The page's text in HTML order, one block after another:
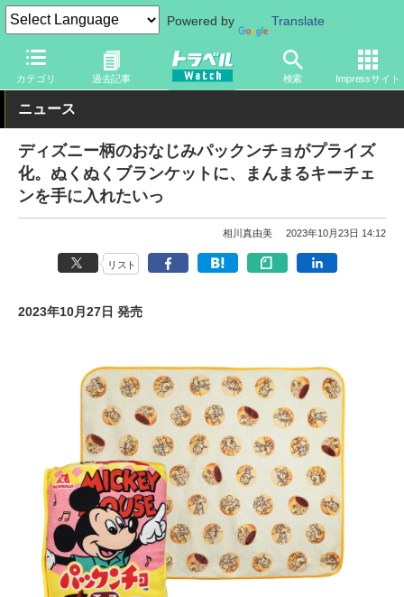
Powered by Translate
カテゴリ 過去記事 検索 Impressサイト
トラベル Watch 旅の情報 観光地 ディズニーリゾート
ニュース
ディズニー柄のおなじみパックンチョがプライズ
化。ぬくぬくブランケットに、まんまるキーチェ
ンを手に入れたいっ
相川真由美 2023年10月23日 14:12
リスト
2023年10月27日 発売